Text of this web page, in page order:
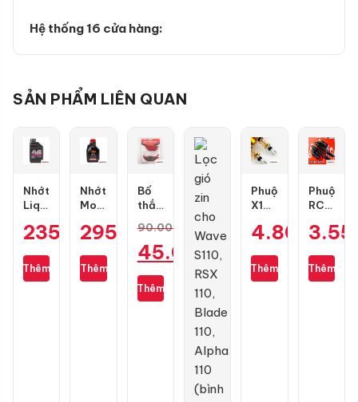
Hệ thống 16 cửa hàng:
SẢN PHẨM LIÊN QUAN
Nhớt
Liqui
10W40
0.8L
235.000₫
Thêm
Nhớt
Motul
10W50
1L
295.000₫
Thêm
Bố
thắng
RCB
trước
1 pis
cho
Exciter
135
90.000
Giá
gốc
là:
90.000 ₫.
45.000₫
Giá
hiện
45.000 ₫.
Thêm
Phuộc
X1R
Pro
dầu
cho
Thêm
Phuộc
RCB
S
Air
Blade
Thêm